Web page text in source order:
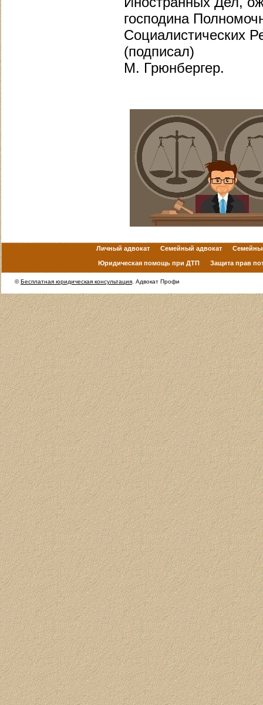
господина
Социалистических
(подписал)
М. Грюнбергер.
Личный адвокат Семейный адвокат
Юридическая помощь при ДТП Защита прав
©Бесплатная юридическая консультация . Адвокат Профи